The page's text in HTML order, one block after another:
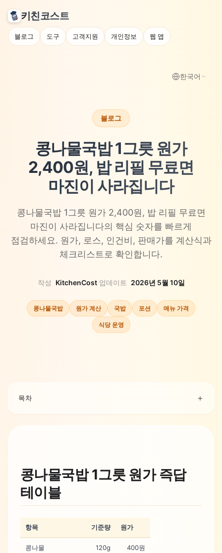
키친코스트
블로그 도구 고객지원 개인정보 웹 앱
한국어
블로그
콩나물국밥 1그릇 원가
2,400원, 밥 리필 무료면
마진이 사라집니다
콩나물국밥 1그릇 원가 2,400원, 밥 리필 무료면
마진이 사라집니다의 핵심 숫자를 빠르게
점검하세요. 원가, 로스, 인건비, 판매가를 계산식과
체크리스트로 확인합니다.
작성 KitchenCost· 업데이트 2026년 5월 10일
콩나물국밥 원가 계산 국밥 포션 메뉴 가격
식당 운영
목차
콩나물국밥 1그릇 원가 즉답
테이블
항목 기준량 원가
콩나물 120g 400원